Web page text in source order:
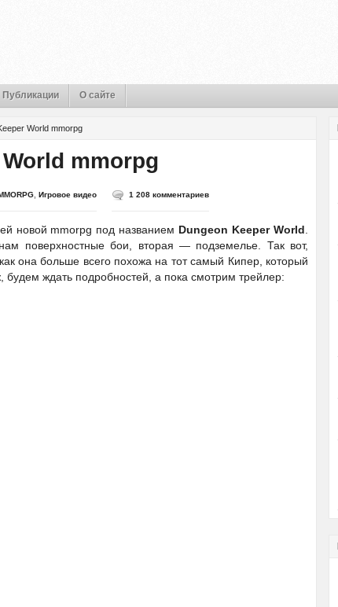
Публикации О сайте
World mmorpg
mmorpg
Игровое видео 1 208 комментариев
новой mmorpg под названием Dungeon Keeper World
поверхностные бои, вторая — подземелье. Так вот,
она больше всего похожа на тот самый Кипер, который
ждать подробностей, а пока смотрим трейлер: